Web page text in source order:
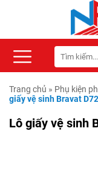
Trang chủ » Phụ kiện
giấy vệ sinh Bravat
Lô giấy vệ sinh